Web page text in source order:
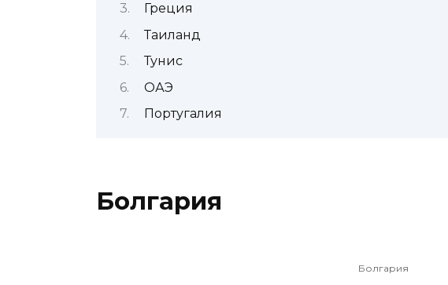
Греция
Таиланд
Тунис
ОАЭ
Португалия
Болгария
Болгария